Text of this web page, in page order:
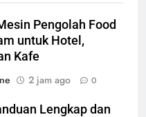
Pengolah Food
untuk Hotel,
Kafe
2 jam ago 0
Lengkap dan